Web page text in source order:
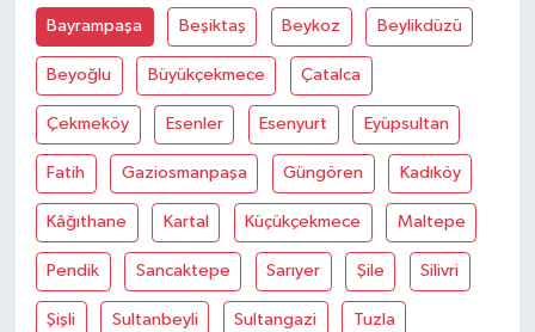
Bayrampaşa Beşiktaş Beykoz Beylikdüzü
Beyoğlu Büyükçekmece Çatalca
Çekmeköy Esenler Esenyurt Eyüpsultan
Fatih Gaziosmanpaşa Güngören Kadıköy
Kâğıthane Kartal Küçükçekmece Maltepe
Pendik Sancaktepe Sarıyer Şile Silivri
Şişli Sultanbeyli Sultangazi Tuzla